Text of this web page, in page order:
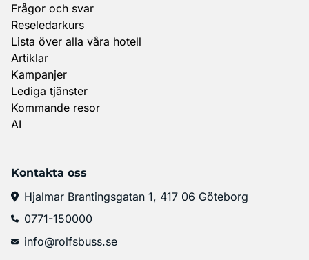
Frågor och svar
Reseledarkurs
Lista över alla våra hotell
Artiklar
Kampanjer
Lediga tjänster
Kommande resor
AI
Kontakta oss
Hjalmar Brantingsgatan 1, 417 06 Göteborg
0771-150000
info@rolfsbuss.se